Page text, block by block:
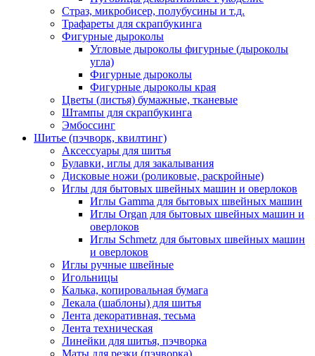
Страз, микробисер, полубусины и т.д.
Трафареты для скрапбукинга
Фигурные дыроколы
Угловые дыроколы фигурные (дыроколы
угла)
Фигурные дыроколы
Фигурные дыроколы края
Цветы (листья) бумажные, тканевые
Штампы для скрапбукинга
Эмбоссинг
Шитье (пэчворк, квилтинг)
Аксессуары для шитья
Булавки, иглы для закалывания
Дисковые ножи (роликовые, раскройные)
Иглы для бытовых швейных машин и оверлоков
Иглы Gamma для бытовых швейных машин
Иглы Organ для бытовых швейных машин и
оверлоков
Иглы Schmetz для бытовых швейных машин
и оверлоков
Иглы ручные швейные
Игольницы
Калька, копировальная бумага
Лекала (шаблоны) для шитья
Лента декоративная, тесьма
Лента техническая
Линейки для шитья, пэчворка
Маты для резки (пэчворка)